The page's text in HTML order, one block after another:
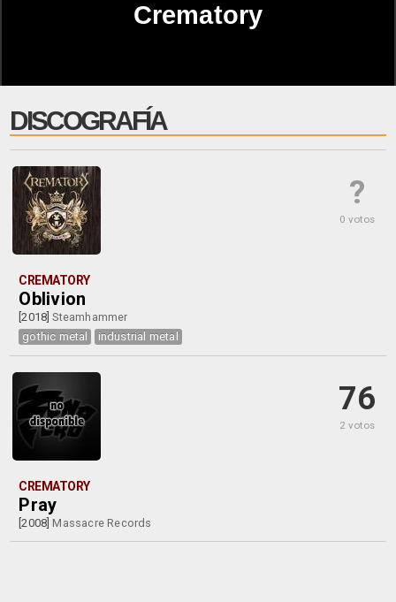
Crematory
DISCOGRAFÍA
?
0 votos
CREMATORY
Oblivion
[2018]Steamhammer
gothic metal
industrial metal
76
2 votos
CREMATORY
Pray
[2008] Massacre Records